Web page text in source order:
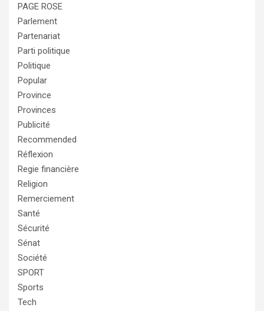
PAGE ROSE
Parlement
Partenariat
Parti politique
Politique
Popular
Province
Provinces
Publicité
Recommended
Réflexion
Regie financière
Religion
Remerciement
Santé
Sécurité
Sénat
Société
SPORT
Sports
Tech